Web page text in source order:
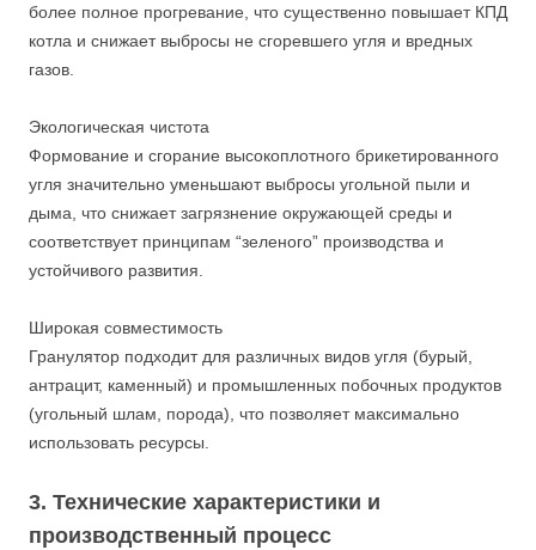
более полное прогревание, что существенно повышает КПД
котла и снижает выбросы не сгоревшего угля и вредных
газов.
Экологическая чистота
Формование и сгорание высокоплотного брикетированного
угля значительно уменьшают выбросы угольной пыли и
дыма, что снижает загрязнение окружающей среды и
соответствует принципам “зеленого” производства и
устойчивого развития.
Широкая совместимость
Гранулятор подходит для различных видов угля (бурый,
антрацит, каменный) и промышленных побочных продуктов
(угольный шлам, порода), что позволяет максимально
использовать ресурсы.
3. Технические характеристики и
производственный процесс